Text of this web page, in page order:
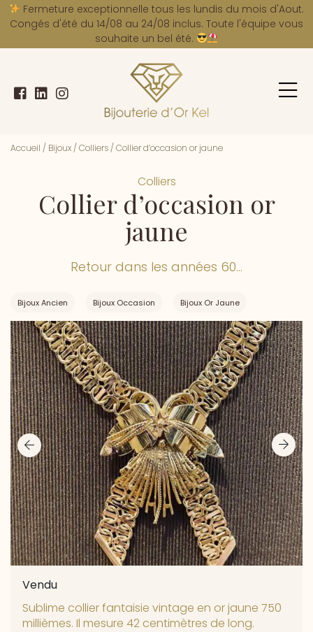
Fermeture exceptionnelle tous les lundis du mois d'Aout.
Congés d'été du 14/08 au 24/08 inclus. Toute l'équipe vous
souhaite un bel été.
Accueil / Bijoux / Colliers / Collier d’occasion or jaune
Colliers
Collier d’occasion or
jaune
Retour dans les années 60...
Bijoux Ancien Bijoux Occasion Bijoux Or Jaune
Vendu
Sublime collier fantaisie vintage en or jaune 750
millièmes. Il mesure 42 centimètres de long.